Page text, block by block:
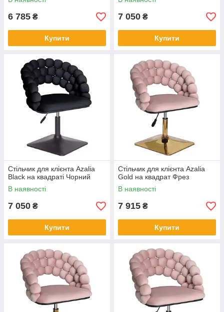
6 785 ₴
Купити
7 050 ₴
Купити
Стільчик для клієнта Azalia
Black на квадраті Чорний
В наявності
7 050 ₴
Купити
Стільчик для клієнта Azalia
Gold на квадрат Фрез
В наявності
7 915 ₴
Купити